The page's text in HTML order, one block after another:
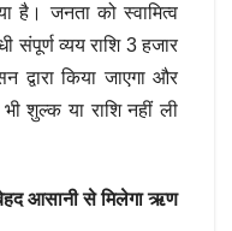
है। जनता को स्वामित्व
संपूर्ण व्यय राशि 3 हजार
किया जाएगा और
शुल्क या राशि नहीं ली
बेहद आसानी से मिलेगा ऋण